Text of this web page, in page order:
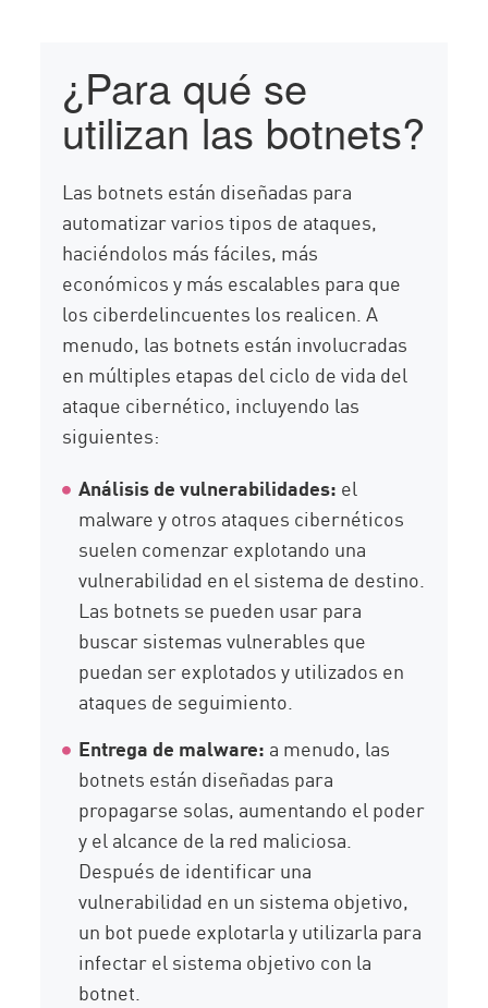
¿Para qué se
utilizan las botnets?
Las botnets están diseñadas para
automatizar varios tipos de ataques,
haciéndolos más fáciles, más
económicos y más escalables para que
los ciberdelincuentes los realicen. A
menudo, las botnets están involucradas
en múltiples etapas del ciclo de vida del
ataque cibernético, incluyendo las
siguientes:
Análisis de vulnerabilidades: el
malware y otros ataques cibernéticos
suelen comenzar explotando una
vulnerabilidad en el sistema de destino.
Las botnets se pueden usar para
buscar sistemas vulnerables que
puedan ser explotados y utilizados en
ataques de seguimiento.
Entrega de malware: a menudo, las
botnets están diseñadas para
propagarse solas, aumentando el poder
y el alcance de la red maliciosa.
Después de identificar una
vulnerabilidad en un sistema objetivo,
un bot puede explotarla y utilizarla para
infectar el sistema objetivo con la
botnet.